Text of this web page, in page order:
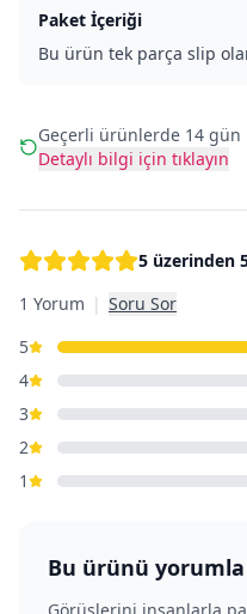
Paket İçeriği
Bu ürün tek parça slip
Geçerli ürünlerde 14
Detaylı bilgi için tıklayın
5 üzerinden
1 Yorum | Soru Sor
5
4
3
2
1
Bu ürünü yorumla
Görüşlerini insanlarla